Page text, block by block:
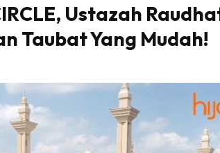
#1 on top dengan fashion
KLIK DI SEENI
Ustazah
Taubat Yang Mudah!